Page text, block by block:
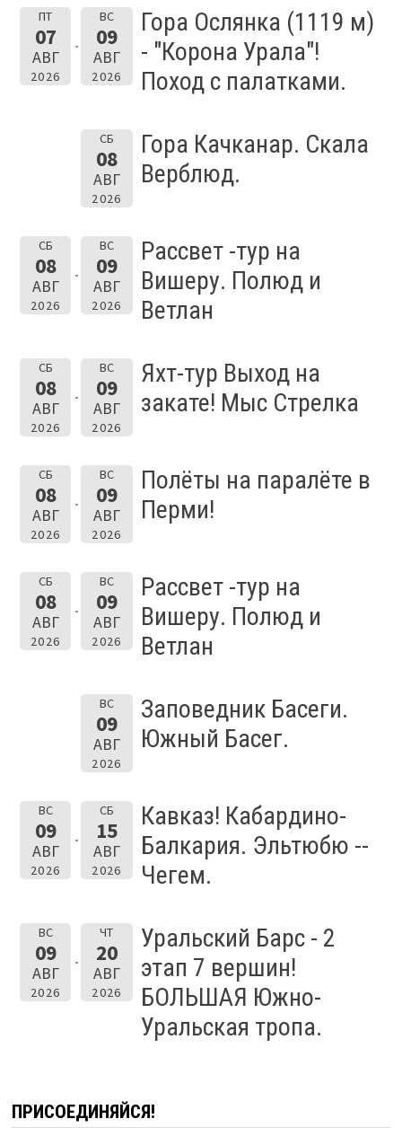
ПТ
07
АВГ
2026
ВС
09
АВГ
2026
Гора Ослянка (1119 м)
- "Корона Урала"!
Поход с палатками.
СБ
08
АВГ
2026
Гора Качканар. Скала
Верблюд.
СБ
08
АВГ
2026
ВС
09
АВГ
2026
Рассвет -тур на
Вишеру. Полюд и
Ветлан
СБ
08
АВГ
2026
ВС
09
АВГ
2026
Яхт-тур Выход на
закате! Мыс Стрелка
СБ
08
АВГ
2026
ВС
09
АВГ
2026
Полёты на паралёте в
Перми!
СБ
08
АВГ
2026
ВС
09
АВГ
2026
Рассвет -тур на
Вишеру. Полюд и
Ветлан
ВС
09
АВГ
2026
Заповедник Басеги.
Южный Басег.
ВС
09
АВГ
2026
СБ
15
АВГ
2026
Кавказ! Кабардино-
Балкария. Эльтюбю --
Чегем.
ВС
09
АВГ
2026
ЧТ
20
АВГ
2026
Уральский Барс - 2
этап 7 вершин!
БОЛЬШАЯ Южно-
Уральская тропа.
ПРИСОЕДИНЯЙСЯ!